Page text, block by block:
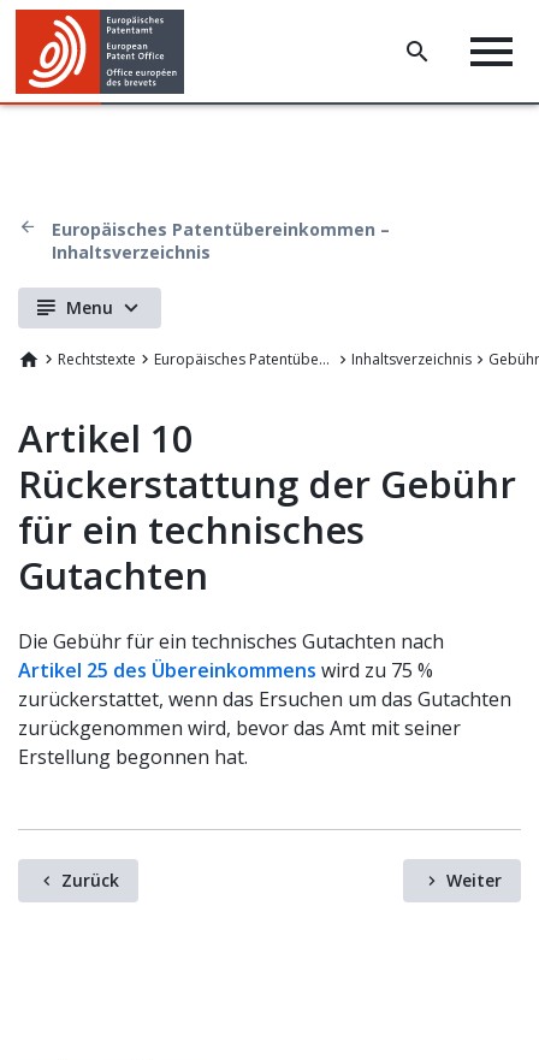
Europäisches Patentübereinkommen –
Inhaltsverzeichnis
Menu
Rechtstexte Europäisches Patentübereinkommen Inhaltsverzeichnis
Artikel 10
Rückerstattung der Gebühr
für ein technisches
Gutachten
Die Gebühr für ein technisches Gutachten nach
Artikel 25 des Übereinkommens wird zu 75 %
zurückerstattet, wenn das Ersuchen um das Gutachten
zurückgenommen wird, bevor das Amt mit seiner
Erstellung begonnen hat.
Zurück Weiter